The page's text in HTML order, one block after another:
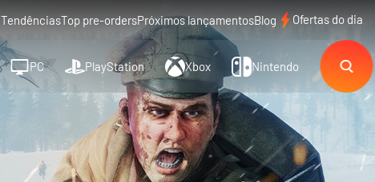
TendênciasTop pre-ordersPróximos lançamentosBlog Ofertas do dia
PC PlayStation Xbox Nintendo